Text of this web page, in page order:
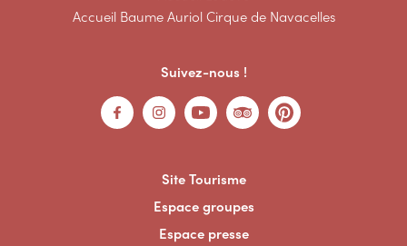
Accueil Baume Auriol Cirque de Navacelles
Suivez-nous !
Site Tourisme
Espace groupes
Espace presse